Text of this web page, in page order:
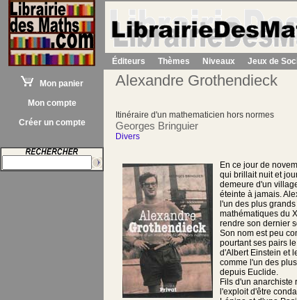
Mon panier
Mon compte
Créer un compte
Éditeurs Thèmes Niveaux Jeux de
Alexandre Grothendieck
Itinéraire d'un mathematicien hors normes
Georges Bringuier
Divers
En ce jour de
qui brillait nuit et
demeure d'un
éteinte à jamais.
l'un des plus
mathématiques du
rendre son dernier
Son nom est peu
pourtant ses pairs
d'Albert Einstein et
comme l'un des
depuis Euclide.
Fils d'un anarchiste
l'exploit d'être